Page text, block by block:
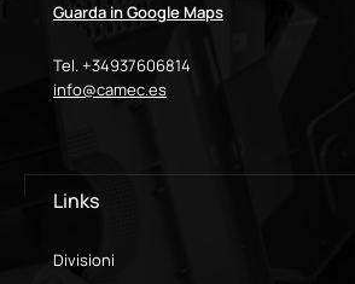
Guarda in Google Maps
Tel. +34937606814
info@camec.es
Links
Divisioni